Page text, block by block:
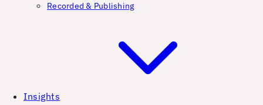
Recorded & Publishing
Insights